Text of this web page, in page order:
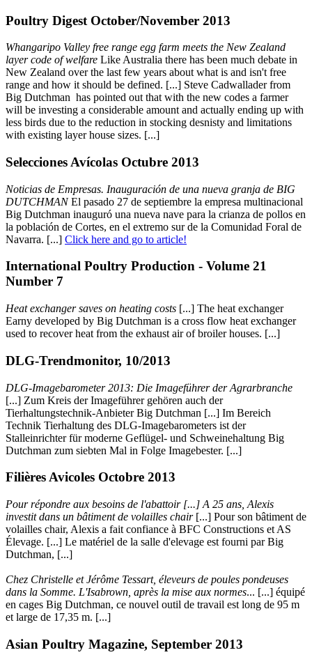
Poultry Digest October/November 2013
Whangaripo Valley free range egg farm meets the New Zealand
layer code of welfare Like Australia there has been much debate in
New Zealand over the last few years about what is and isn't free
range and how it should be defined. [...] Steve Cadwallader from
Big Dutchman has pointed out that with the new codes a farmer
will be investing a considerable amount and actually ending up with
less birds due to the reduction in stocking desnisty and limitations
with existing layer house sizes. [...]
Selecciones Avícolas Octubre 2013
Noticias de Empresas. Inauguración de una nueva granja de BIG
DUTCHMANEl pasado 27 de septiembre la empresa multinacional
Big Dutchman inauguró una nueva nave para la crianza de pollos en
la población de Cortes, en el extremo sur de la Comunidad Foral de
Navarra. [...] Click here and go to article!
International Poultry Production - Volume 21
Number 7
Heat exchanger saves on heating costs [...] The heat exchanger
Earny developed by Big Dutchman is a cross flow heat exchanger
used to recover heat from the exhaust air of broiler houses. [...]
DLG-Trendmonitor, 10/2013
DLG-Imagebarometer 2013: Die Imageführer der Agrarbranche
[...] Zum Kreis der Imageführer gehören auch der
Tierhaltungstechnik-Anbieter Big Dutchman [...] Im Bereich
Technik Tierhaltung des DLG-Imagebarometers ist der
Stalleinrichter für moderne Geflügel- und Schweinehaltung Big
Dutchman zum siebten Mal in Folge Imagebester. [...]
Filières Avicoles Octobre 2013
Pour répondre aux besoins de l'abattoir [...] A 25 ans, Alexis
investit dans un bâtiment de volailles chair[...] Pour son bâtiment de
volailles chair, Alexis a fait confiance à BFC Constructions et AS
Élevage. [...] Le matériel de la salle d'elevage est fourni par Big
Dutchman, [...]
Chez Christelle et Jérôme Tessart, éleveurs de poules pondeuses
dans la Somme. L'Isabrown, après la mise aux normes... [...] équipé
en cages Big Dutchman, ce nouvel outil de travail est long de 95 m
et large de 17,35 m. [...]
Asian Poultry Magazine, September 2013